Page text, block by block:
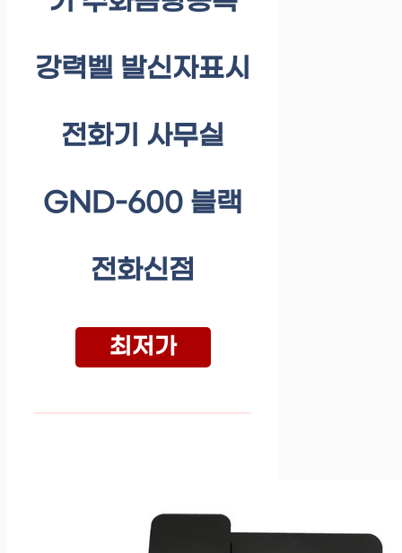
강력벨 발신자표시
전화기 사무실
GND-600 블랙
전화신점
최저가